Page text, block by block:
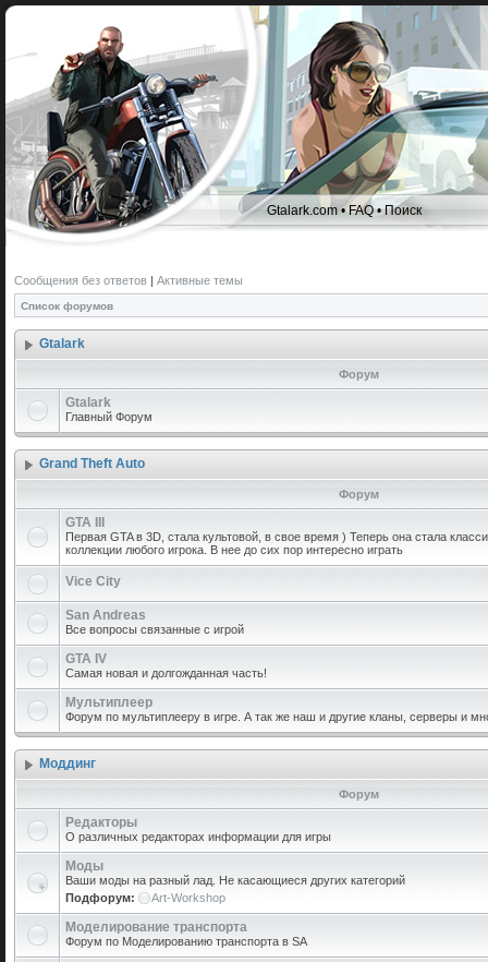
Gtalark.com •FAQ•Поиск
Сообщения без ответов | Активные темы
Список форумов
Gtalark
Форум
Gtalark
Главный Форум
Grand Theft Auto
Форум
GTA III
Первая GTA в 3D, стала культовой, в свое время ) Теперь она стала
коллекции любого игрока. В нее до сих пор интересно играть
Vice City
San Andreas
Все вопросы связанные с игрой
GTA IV
Самая новая и долгожданная часть!
Мультиплеер
Форум по мультиплееру в игре. А так же наш и другие кланы, серверы и
Моддинг
Форум
Редакторы
О различных редакторах информации для игры
Моды
Ваши моды на разный лад. Не касающиеся других категорий
Подфорум:
Art-Workshop
Моделирование транспорта
Форум по Моделированию транспорта в SA